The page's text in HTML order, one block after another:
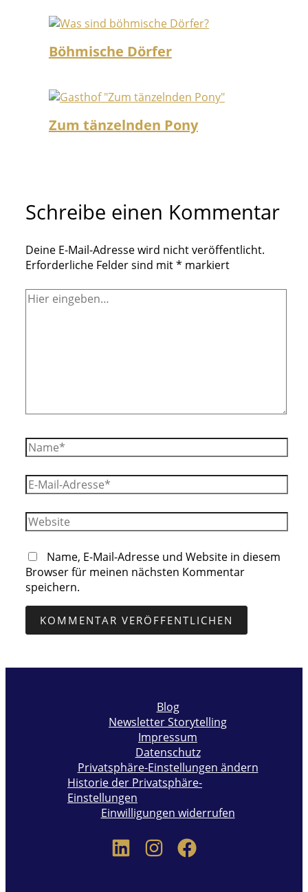
Böhmische Dörfer
Zum tänzelnden Pony
Schreibe einen Kommentar
Deine E-Mail-Adresse wird nicht veröffentlicht.
Erforderliche Felder sind mit* markiert
Hier
Name*
E-
Mail-
Adresse*
Website
Name, E-Mail-Adresse und Website in diesem
Browser für meinen nächsten Kommentar
speichern.
Blog
Newsletter Storytelling
Impressum
Datenschutz
Privatsphäre-Einstellungen ändern
Historie der Privatsphäre-
Einstellungen
Einwilligungen widerrufen